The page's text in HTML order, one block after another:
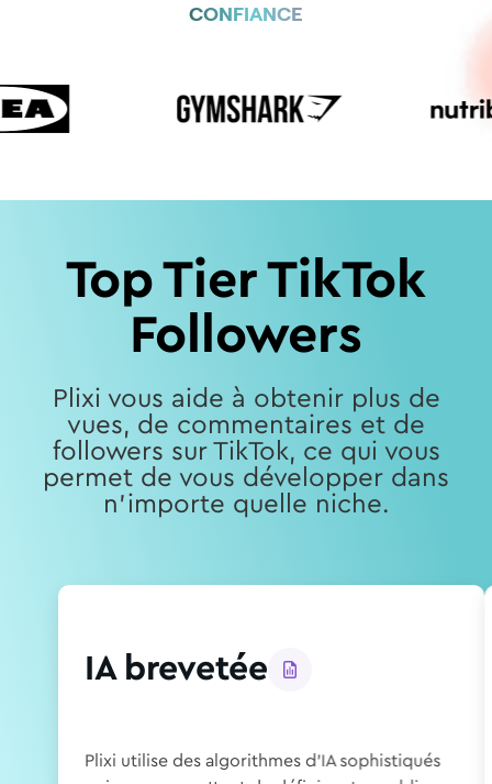
CONFIANCE
Top Tier TikTok
Followers
Plixi vous aide à obtenir plus de
vues, de commentaires et de
followers sur TikTok, ce qui vous
permet de vous développer dans
n'importe quelle niche.
IA brevetée
Plixi utilise des algorithmes d'IA sophistiqués